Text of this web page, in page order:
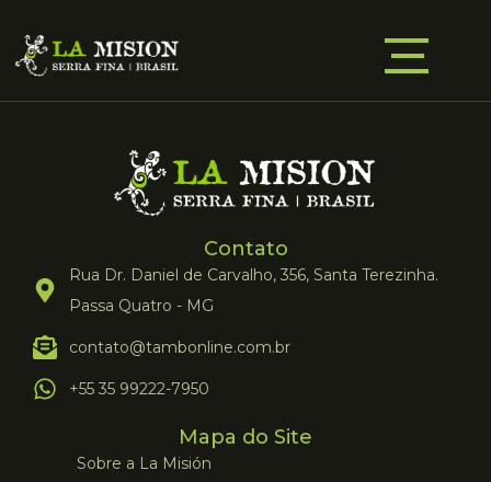
Contato
Rua Dr. Daniel de Carvalho, 356, Santa Terezinha.
Passa Quatro - MG
contato@tambonline.com.br
+55 35 99222-7950
Mapa do Site
Sobre a La Misión